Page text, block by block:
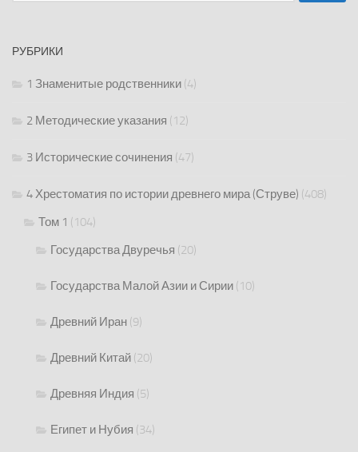
РУБРИКИ
1 Знаменитые родственники (4)
2 Методические указания (12)
3 Исторические сочинения (47)
4 Хрестоматия по истории древнего мира (Струве) (408)
Том 1 (104)
Государства Двуречья (20)
Государства Малой Азии и Сирии (10)
Древний Иран (9)
Древний Китай (20)
Древняя Индия (5)
Египет и Нубия (34)